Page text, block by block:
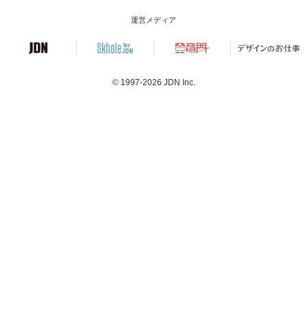
運営メディア
© 1997-2026 JDN Inc.